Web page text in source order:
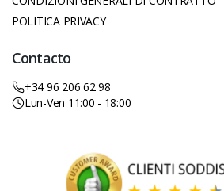
POLITICA PRIVACY
Contacto
+34 96 206 62 98
Lun-Ven 11:00 - 18:00